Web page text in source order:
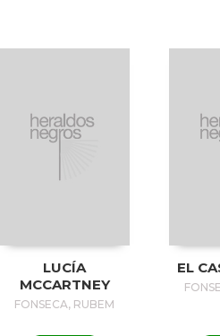
LUCÍA
MCCARTNEY
FONSECA, RUBEM
EL